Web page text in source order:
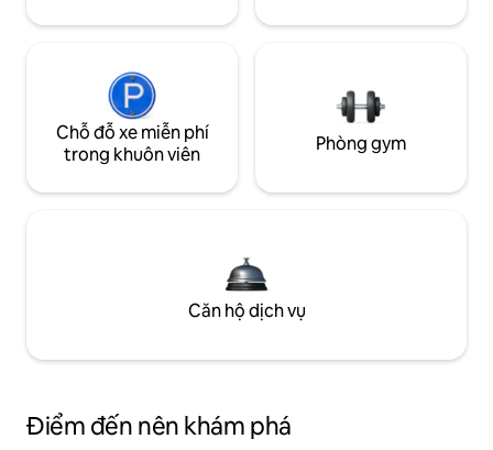
Chỗ đỗ xe miễn phí
trong khuôn viên
Phòng gym
Căn hộ dịch vụ
Điểm đến nên khám phá